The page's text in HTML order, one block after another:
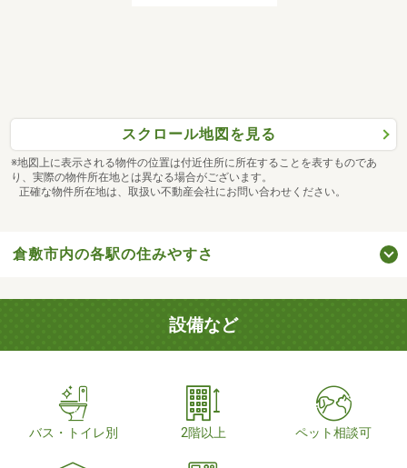
スクロール地図を見る
※地図上に表示される物件の位置は付近住所に所在することを表すものであ
り、実際の物件所在地とは異なる場合がございます。
正確な物件所在地は、取扱い不動産会社にお問い合わせください。
倉敷市内の各駅の住みやすさ
設備など
バス・トイレ別 2階以上 ペット相談可